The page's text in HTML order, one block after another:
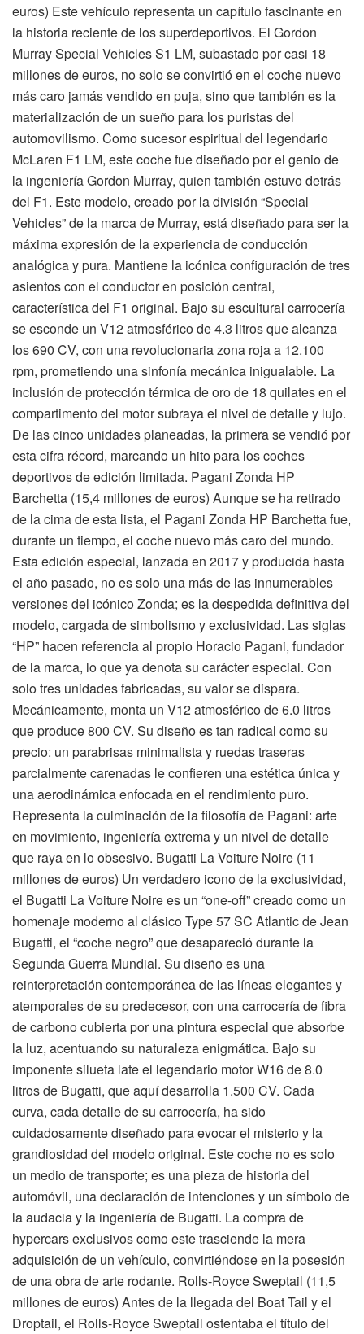
euros) Este vehículo representa un capítulo fascinante en
la historia reciente de los superdeportivos. El Gordon
Murray Special Vehicles S1 LM, subastado por casi 18
millones de euros, no solo se convirtió en el coche nuevo
más caro jamás vendido en puja, sino que también es la
materialización de un sueño para los puristas del
automovilismo. Como sucesor espiritual del legendario
McLaren F1 LM, este coche fue diseñado por el genio de
la ingeniería Gordon Murray, quien también estuvo detrás
del F1. Este modelo, creado por la división “Special
Vehicles” de la marca de Murray, está diseñado para ser la
máxima expresión de la experiencia de conducción
analógica y pura. Mantiene la icónica configuración de tres
asientos con el conductor en posición central,
característica del F1 original. Bajo su escultural carrocería
se esconde un V12 atmosférico de 4.3 litros que alcanza
los 690 CV, con una revolucionaria zona roja a 12.100
rpm, prometiendo una sinfonía mecánica inigualable. La
inclusión de protección térmica de oro de 18 quilates en el
compartimento del motor subraya el nivel de detalle y lujo.
De las cinco unidades planeadas, la primera se vendió por
esta cifra récord, marcando un hito para los coches
deportivos de edición limitada. Pagani Zonda HP
Barchetta (15,4 millones de euros) Aunque se ha retirado
de la cima de esta lista, el Pagani Zonda HP Barchetta fue,
durante un tiempo, el coche nuevo más caro del mundo.
Esta edición especial, lanzada en 2017 y producida hasta
el año pasado, no es solo una más de las innumerables
versiones del icónico Zonda; es la despedida definitiva del
modelo, cargada de simbolismo y exclusividad. Las siglas
“HP” hacen referencia al propio Horacio Pagani, fundador
de la marca, lo que ya denota su carácter especial. Con
solo tres unidades fabricadas, su valor se dispara.
Mecánicamente, monta un V12 atmosférico de 6.0 litros
que produce 800 CV. Su diseño es tan radical como su
precio: un parabrisas minimalista y ruedas traseras
parcialmente carenadas le confieren una estética única y
una aerodinámica enfocada en el rendimiento puro.
Representa la culminación de la filosofía de Pagani: arte
en movimiento, ingeniería extrema y un nivel de detalle
que raya en lo obsesivo. Bugatti La Voiture Noire (11
millones de euros) Un verdadero icono de la exclusividad,
el Bugatti La Voiture Noire es un “one-off” creado como un
homenaje moderno al clásico Type 57 SC Atlantic de Jean
Bugatti, el “coche negro” que desapareció durante la
Segunda Guerra Mundial. Su diseño es una
reinterpretación contemporánea de las líneas elegantes y
atemporales de su predecesor, con una carrocería de fibra
de carbono cubierta por una pintura especial que absorbe
la luz, acentuando su naturaleza enigmática. Bajo su
imponente silueta late el legendario motor W16 de 8.0
litros de Bugatti, que aquí desarrolla 1.500 CV. Cada
curva, cada detalle de su carrocería, ha sido
cuidadosamente diseñado para evocar el misterio y la
grandiosidad del modelo original. Este coche no es solo
un medio de transporte; es una pieza de historia del
automóvil, una declaración de intenciones y un símbolo de
la audacia y la ingeniería de Bugatti. La compra de
hypercars exclusivos como este trasciende la mera
adquisición de un vehículo, convirtiéndose en la posesión
de una obra de arte rodante. Rolls-Royce Sweptail (11,5
millones de euros) Antes de la llegada del Boat Tail y el
Droptail, el Rolls-Royce Sweptail ostentaba el título del